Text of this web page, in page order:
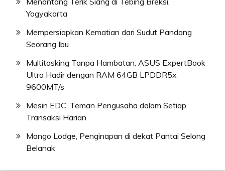
Yogyakarta
Mempersiapkan Kematian dari Sudut Pandang
Seorang Ibu
Multitasking Tanpa Hambatan: ASUS ExpertBook
Ultra Hadir dengan RAM 64GB LPDDR5x
9600MT/s
Mesin EDC, Teman Pengusaha dalam Setiap
Transaksi Harian
Mango Lodge, Penginapan di dekat Pantai Selong
Belanak